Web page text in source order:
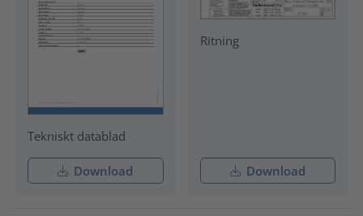
Tekniskt datablad
Download
Ritning
Download